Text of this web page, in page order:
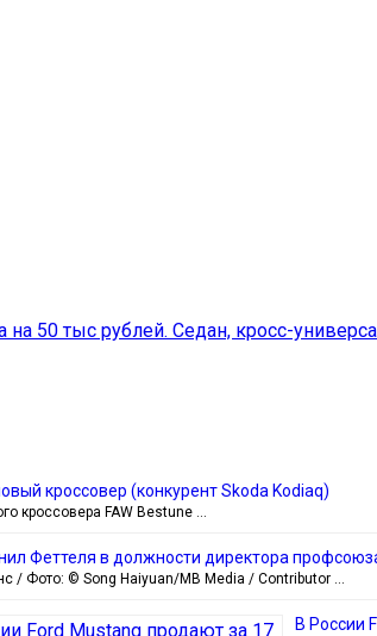
50 тыс рублей. Седан, кросс-
кроссовер (конкурент Skoda Kodiaq)
кроссовера FAW Bestune …
Феттеля в должности директора
/ Фото: © Song Haiyuan/MB Media / Contributor …
В России